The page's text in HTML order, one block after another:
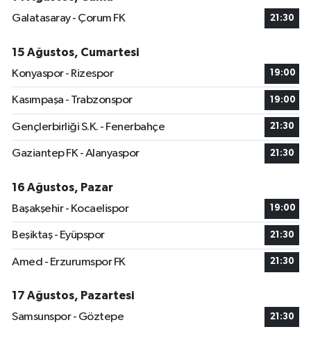
Galatasaray - Çorum FK
21:30
15 Ağustos, Cumartesi
Konyaspor - Rizespor
19:00
Kasımpaşa - Trabzonspor 19:00
Gençlerbirliği S.K. - Fenerbahçe 21:30
Gaziantep FK - Alanyaspor 21:30
16 Ağustos, Pazar
Başakşehir - Kocaelispor
19:00
Beşiktaş - Eyüpspor 21:30
Amed - Erzurumspor FK 21:30
17 Ağustos, Pazartesi
Samsunspor - Göztepe
21:30